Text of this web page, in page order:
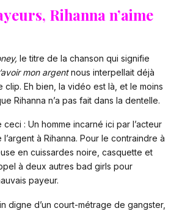
Rihanna n’aime
le titre de la chanson qui signifie
mon argentnous interpellait déjà
Eh bien, la vidéo est là, et le moins
Rihanna n’a pas fait dans la dentelle.
ceci : Un homme incarné ici par l’acteur
l’argent à Rihanna. Pour le contraindre à
en cuissardes noire, casquette et
à deux autres bad girls pour
payeur.
digne d’un court-métrage de gangster,